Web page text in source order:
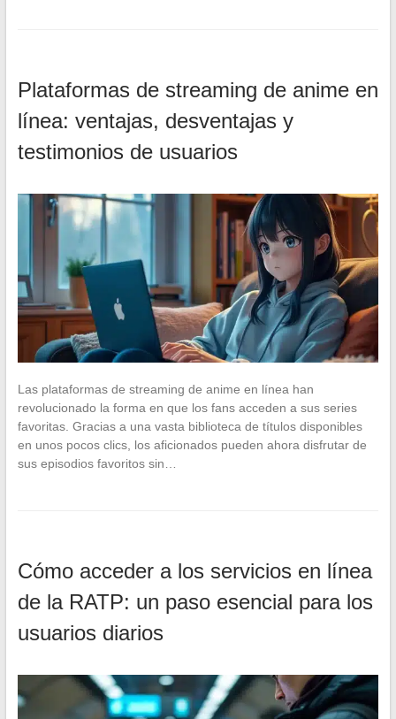
Plataformas de streaming de anime en
línea: ventajas, desventajas y
testimonios de usuarios
Las plataformas de streaming de anime en línea han
revolucionado la forma en que los fans acceden a sus series
favoritas. Gracias a una vasta biblioteca de títulos disponibles
en unos pocos clics, los aficionados pueden ahora disfrutar de
sus episodios favoritos sin…
Cómo acceder a los servicios en línea
de la RATP: un paso esencial para los
usuarios diarios